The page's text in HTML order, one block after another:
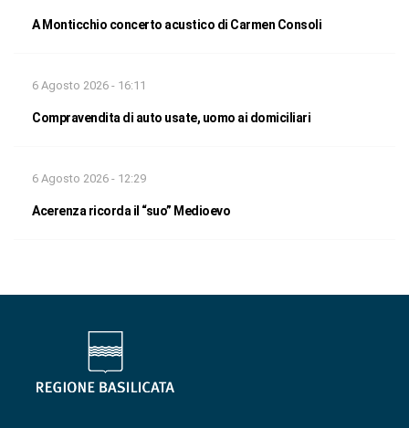
A Monticchio concerto acustico di Carmen Consoli
6 Agosto 2026 - 16:11
Compravendita di auto usate, uomo ai domiciliari
6 Agosto 2026 - 12:29
Acerenza ricorda il “suo” Medioevo